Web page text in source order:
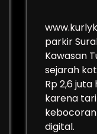
parkir
Kawasan
sejarah
Rp 2,6
karena
digital.